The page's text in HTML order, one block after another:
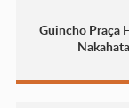
Guincho Praça
Nakahata